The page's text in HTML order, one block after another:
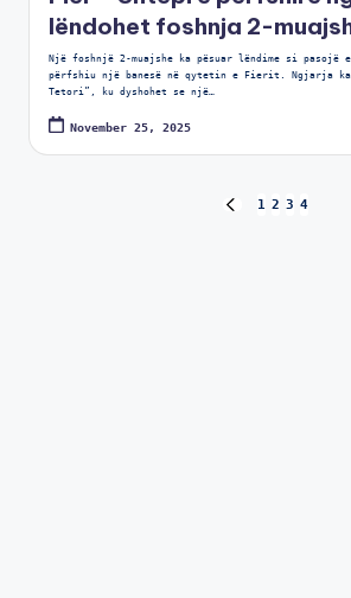
lëndohet foshnja 2-
Një foshnjë 2-muajshe ka pësuar lëndime si
përfshiu një banesë në qytetin e Fierit. Ngjarja ka
Tetori”, ku dyshohet se një…
November 25, 2025
1 2 3 4